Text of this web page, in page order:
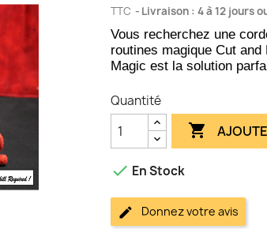
TTC Livraison : 4 à 12 jours
Vous recherchez une
routines magique Cut
Magic est la solution
Quantité

 En Stock
Donnez votre avis